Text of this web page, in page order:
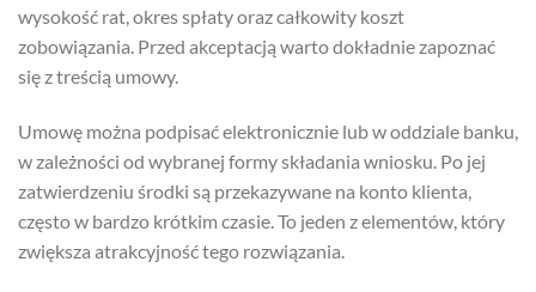
wysokość rat, okres spłaty oraz całkowity koszt
zobowiązania. Przed akceptacją warto dokładnie zapoznać
się z treścią umowy.
Umowę można podpisać elektronicznie lub w oddziale banku,
w zależności od wybranej formy składania wniosku. Po jej
zatwierdzeniu środki są przekazywane na konto klienta,
często w bardzo krótkim czasie. To jeden z elementów, który
zwiększa atrakcyjność tego rozwiązania.